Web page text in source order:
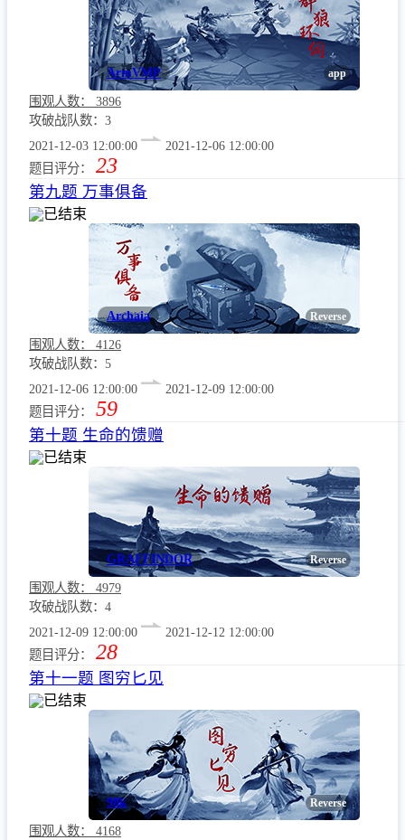
app
ArmVMP
围观人数：
3896
攻破战队数：3
2021-12-03 12:00:00
2021-12-06 12:00:00
题目评分： 23
第九题 万事俱备
已结束
Reverse
Archaia
围观人数：
4126
攻破战队数：5
2021-12-06 12:00:00
2021-12-09 12:00:00
题目评分： 59
第十题 生命的馈赠
已结束
Reverse
GRAFFINDOR
围观人数：
4979
攻破战队数：4
2021-12-09 12:00:00
2021-12-12 12:00:00
题目评分： 28
第十一题 图穷匕见
已结束
Reverse
98k
围观人数：
4168